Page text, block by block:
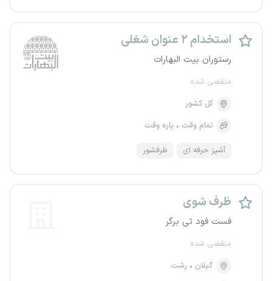
استخدام ۲ عنوان شغلی
رستوران بیت البهارات
منقضی شده
کل کشور
تمام وقت
پاره وقت
آشپز حرفه ای ظرفشور
ظرف شوی
فست فود تی برگر
منقضی شده
گیلان
رشت